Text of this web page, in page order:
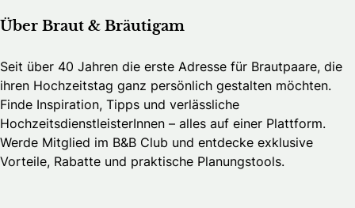
Über Braut & Bräutigam
Seit über 40 Jahren die erste Adresse für Brautpaare, die
ihren Hochzeitstag ganz persönlich gestalten möchten.
Finde Inspiration, Tipps und verlässliche
HochzeitsdienstleisterInnen – alles auf einer Plattform.
Werde Mitglied im B&B Club und entdecke exklusive
Vorteile, Rabatte und praktische Planungstools.